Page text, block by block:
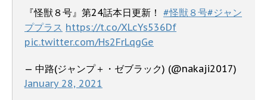
『怪獣８号』第24話本日更新！ #怪獣８号#ジャン
ププラス https://t.co/XLcYs536Df
pic.twitter.com/Hs2FrLqgGe
— 中路(ジャンプ＋・ゼブラック) (@nakaji2017)
January 28, 2021